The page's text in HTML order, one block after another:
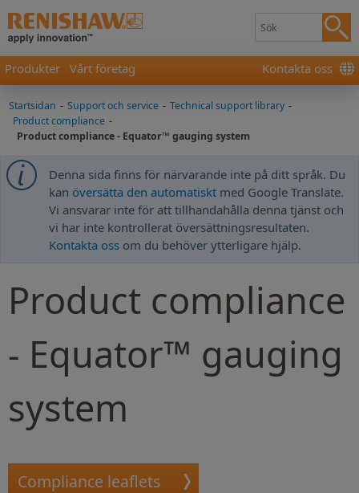
Produkter Vårt företag Kontakta oss
Startsidan - Support och service - Technical support library -
Product compliance -
Product compliance - Equator™ gauging system
Denna sida finns för närvarande inte på ditt språk. Du
kan översätta den automatiskt med Google Translate.
Vi ansvarar inte för att tillhandahålla denna tjänst och
vi har inte kontrollerat översättningsresultaten.
Kontakta oss om du behöver ytterligare hjälp.
Product compliance
- Equator™ gauging
system
Compliance leaflets